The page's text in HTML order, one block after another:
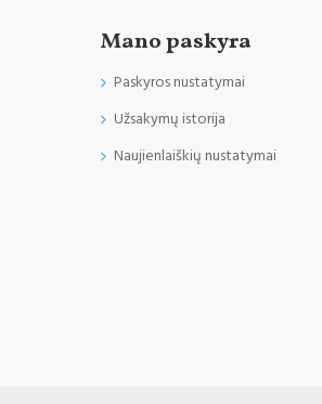
Mano paskyra
Paskyros nustatymai
Užsakymų istorija
Naujienlaiškių nustatymai